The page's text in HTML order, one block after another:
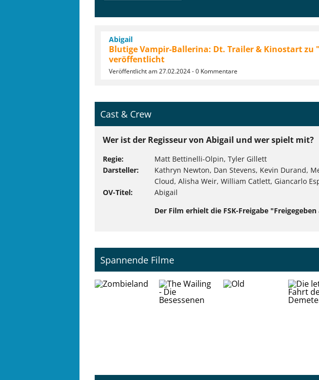
Abigail
Blutige Vampir-Ballerina: Dt. Trailer & Kinostart zu
veröffentlicht
Veröffentlicht am 27.02.2024 - 0 Kommentare
Cast & Crew
Wer ist der Regisseur von Abigail und wer spielt mit?
Regie
Matt Bettinelli-Olpin, Tyler Gillett
Darsteller
Kathryn Newton, Dan Stevens, Kevin Durand,
Cloud, Alisha Weir, William Catlett, Giancarlo
OV-Titel
Abigail
Der Film erhielt die FSK-Freigabe
Spannende Filme